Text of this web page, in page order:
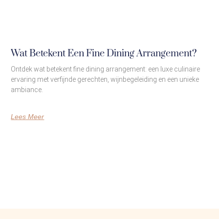
Wat Betekent Een Fine Dining Arrangement?
Ontdek wat betekent fine dining arrangement: een luxe culinaire
ervaring met verfijnde gerechten, wijnbegeleiding en een unieke
ambiance.
Lees Meer